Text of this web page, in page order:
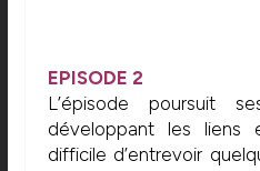
EPISODE 2
L’épisode poursuit
développant les liens
difficile d’entrevoir